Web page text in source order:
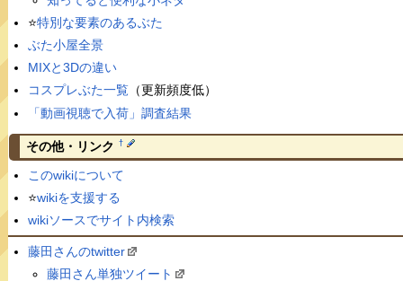
⭐️特別な要素のあるぶた
ぶた小屋全景
MIXと3Dの違い
コスプレぶた一覧（更新頻度低）
「動画視聴で入荷」調査結果
その他・リンク †
このwikiについて
⭐️wikiを支援する
wikiソースでサイト内検索
藤田さんのtwitter
藤田さん単独ツイート